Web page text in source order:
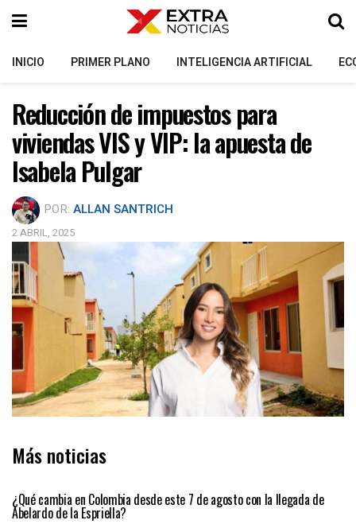
INICIO PRIMER PLANO INTELIGENCIA ARTIFICIAL
Reducción de impuestos para
viviendas VIS y VIP: la apuesta de
Isabela Pulgar
POR: ALLAN SANTRICH
2 ABRIL, 2025
Más noticias
¿Qué cambia en Colombia desde este 7 de agosto con la llegada de
Abelardo de la Espriella?